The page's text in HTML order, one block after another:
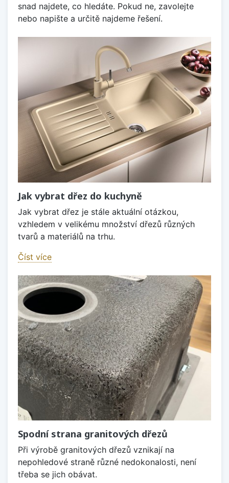
snad najdete, co hledáte. Pokud ne, zavolejte
nebo napište a určitě najdeme řešení.
Jak vybrat dřez do kuchyně
Jak vybrat dřez je stále aktuální otázkou,
vzhledem v velikému množství dřezů různých
tvarů a materiálů na trhu.
Číst více
Spodní strana granitových dřezů
Při výrobě granitových dřezů vznikají na
nepohledové straně různé nedokonalosti, není
třeba se jich obávat.